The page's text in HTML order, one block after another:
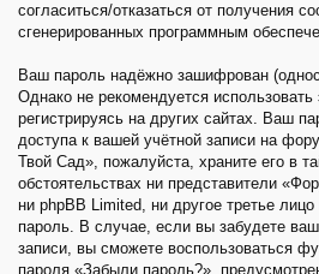
согласиться/отказаться от получения
сгенерированных программным
Ваш пароль надёжно зашифрован
Однако не рекомендуется
регистрируясь на других сайтах. Ваш
доступа к вашей учётной записи на
Твой Сад», пожалуйста, храните его в
обстоятельствах ни представители
ни phpBB Limited, ни другое третье
пароль. В случае, если вы забудете
записи, вы сможете воспользоваться
пароля «Забыли пароль?»,